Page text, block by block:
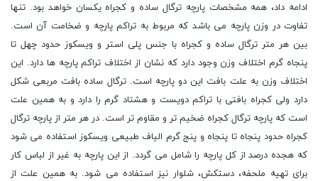
ادامه داد، همه مشخصات پارچه ترگال ساده و کجراه یکسان خواهد بود. تنها
تفاوت در وزن پارچه می باشد که مربوط به تراکم پارچه و ضخامت آن است.
بین هر متر ترگال ساده و کجراه با جنس پلی استر و ویسکوز حدود چهل تا
پنجاه گرم اختلاف وزن وجود دارد که نشان از اختلاف تراکم پارچه ها دارد. این
اختلاف وزن به علت بافت این دو پارچه است. ترگال ساده بافت مربعی شکل
دارد ولی کجراه بافتی با تراکم دویست و هشتاد گرم را دارد و به همین علت
است که پارچه ترگال کجراه ضخیم تر و مقاوم تر است. در هر متر از پارچه ترگال
کجراه حدود پنجاه تا پنجاه و پنج گرم الیاف طبیعی ویسکوز استفاده می شود
که هجده درصد از کل پارچه را شامل می گردد. از این پارچه به غیر از لباس کار
برای تهیه ملحفه، دستکش، شلوار نیز استفاده می شود. به همین علت از